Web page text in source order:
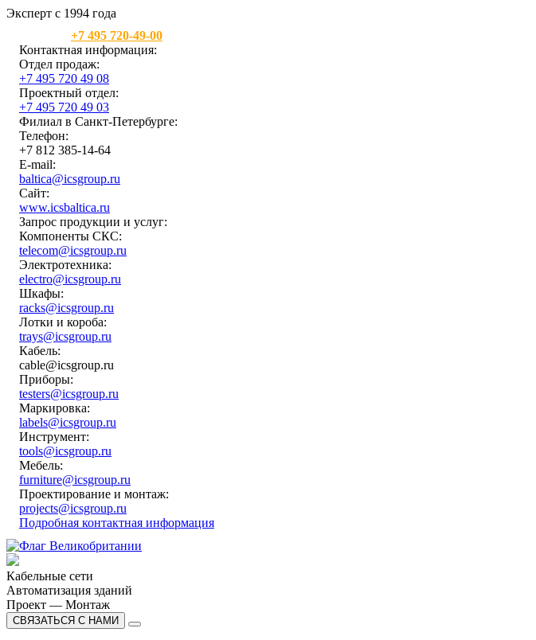
Эксперт с 1994 года
+7 495 720-49-00
Контактная информация:
Отдел продаж:
+7 495 720 49 08
Проектный отдел:
+7 495 720 49 03
Филиал в Санкт-Петербурге:
Телефон:
+7 812 385-14-64
E-mail:
baltica@icsgroup.ru
Сайт:
www.icsbaltica.ru
Запрос продукции и услуг:
Компоненты СКС:
telecom@icsgroup.ru
Электротехника:
electro@icsgroup.ru
Шкафы:
racks@icsgroup.ru
Лотки и короба:
trays@icsgroup.ru
Кабель:
cable@icsgroup.ru
Приборы:
testers@icsgroup.ru
Маркировка:
labels@icsgroup.ru
Инструмент:
tools@icsgroup.ru
Мебель:
furniture@icsgroup.ru
Проектирование и монтаж:
projects@icsgroup.ru
Подробная контактная информация
Кабельные сети
Автоматизация зданий
Проект — Монтаж
СВЯЗАТЬСЯ С НАМИ